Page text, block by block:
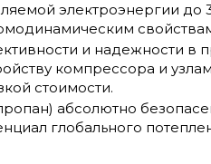
электроэнергии до
и надежности в
компрессора и
стоимости.
абсолютно
глобального